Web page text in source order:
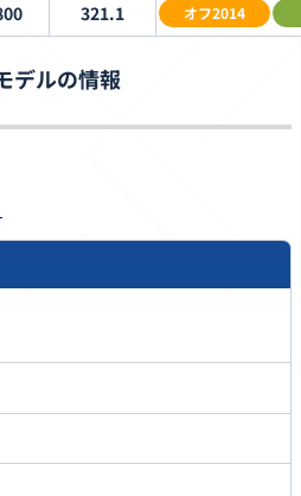
321.1 オフ2014
デルの情報